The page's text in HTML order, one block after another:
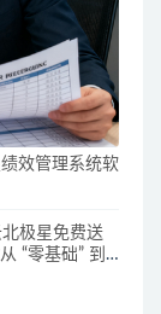
效管理系统软
极星免费送
“零基础” 到
程！